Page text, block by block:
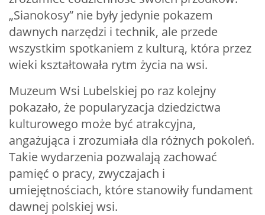
„Sianokosy” nie były jedynie pokazem
dawnych narzędzi i technik, ale przede
wszystkim spotkaniem z kulturą, która przez
wieki kształtowała rytm życia na wsi.
Muzeum Wsi Lubelskiej po raz kolejny
pokazało, że popularyzacja dziedzictwa
kulturowego może być atrakcyjna,
angażująca i zrozumiała dla różnych pokoleń.
Takie wydarzenia pozwalają zachować
pamięć o pracy, zwyczajach i
umiejętnościach, które stanowiły fundament
dawnej polskiej wsi.